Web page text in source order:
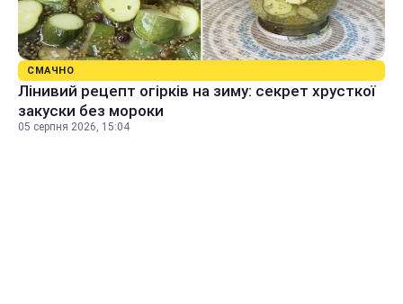
СМАЧНО
Лінивий рецепт огірків на зиму: секрет хрусткої
закуски без мороки
05 серпня 2026, 15:04